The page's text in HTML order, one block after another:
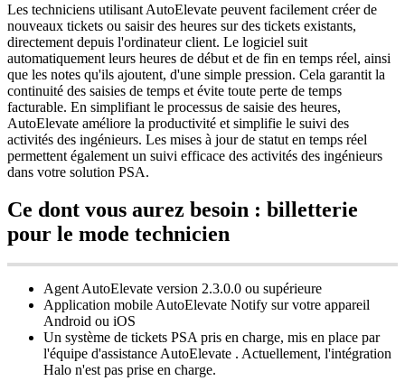
Les techniciens utilisant AutoElevate peuvent facilement créer de
nouveaux tickets ou saisir des heures sur des tickets existants,
directement depuis l'ordinateur client. Le logiciel suit
automatiquement leurs heures de début et de fin en temps réel, ainsi
que les notes qu'ils ajoutent, d'une simple pression. Cela garantit la
continuité des saisies de temps et évite toute perte de temps
facturable. En simplifiant le processus de saisie des heures,
AutoElevate améliore la productivité et simplifie le suivi des
activités des ingénieurs. Les mises à jour de statut en temps réel
permettent également un suivi efficace des activités des ingénieurs
dans votre solution PSA.
Ce dont vous aurez besoin : billetterie
pour le mode technicien
Agent AutoElevate version 2.3.0.0 ou supérieure
Application mobile AutoElevate Notify sur votre appareil
Android ou iOS
Un système de tickets PSA pris en charge, mis en place par
l'équipe d'assistance AutoElevate . Actuellement, l'intégration
Halo n'est pas prise en charge.